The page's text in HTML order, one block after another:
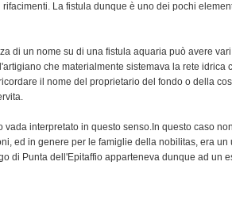
rifacimenti. La fistula dunque è uno dei pochi
di un nome su di una fistula aquaria può avere
che materialmente sistemava la rete idrica
il nome del proprietario del fondo o della
vada interpretato in questo senso.In questo caso
ed in genere per le famiglie della nobilitas, era
di Punta dell'Epitaffio apparteneva dunque ad un